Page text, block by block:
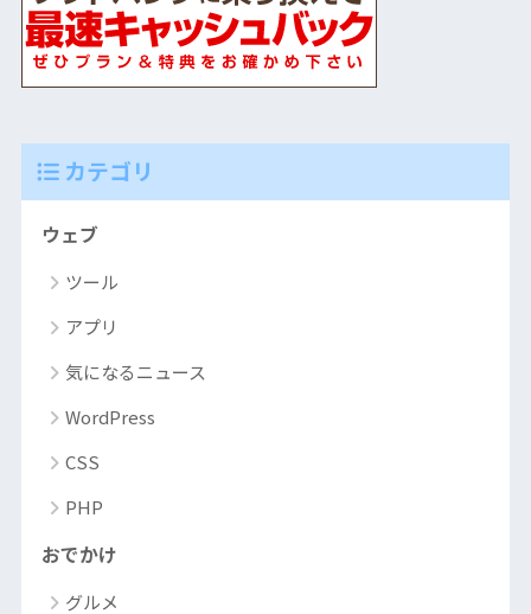
カテゴリ
ウェブ
ツール
アプリ
気になるニュース
WordPress
CSS
PHP
おでかけ
グルメ